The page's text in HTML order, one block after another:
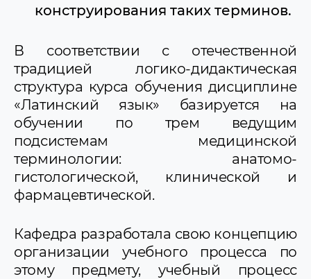
конструирования таких терминов.
В соответствии с отечественной
традицией логико-дидактическая
структура курса обучения дисциплине
«Латинский язык» базируется на
обучении по трем ведущим
подсистемам медицинской
терминологии: анатомо-
гистологической, клинической и
фармацевтической.
Кафедра разработала свою концепцию
организации учебного процесса по
этому предмету, учебный процесс